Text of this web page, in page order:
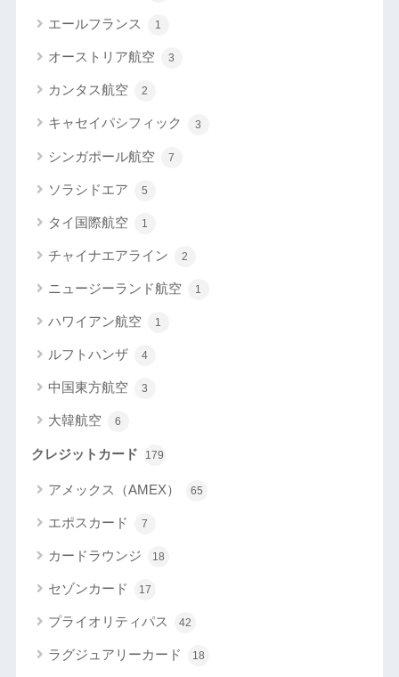
エールフランス 1
オーストリア航空 3
カンタス航空 2
キャセイパシフィック 3
シンガポール航空 7
ソラシドエア 5
タイ国際航空 1
チャイナエアライン 2
ニュージーランド航空 1
ハワイアン航空 1
ルフトハンザ 4
中国東方航空 3
大韓航空 6
クレジットカード 179
アメックス（AMEX） 65
エポスカード 7
カードラウンジ 18
セゾンカード 17
プライオリティパス 42
ラグジュアリーカード 18